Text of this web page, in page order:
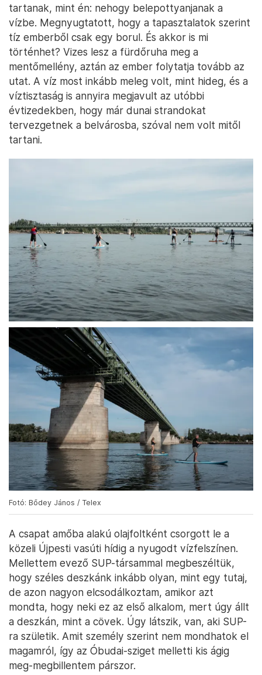
tartanak, mint én: nehogy belepottyanjanak a
vízbe. Megnyugtatott, hogy a tapasztalatok szerint
tíz emberből csak egy borul. És akkor is mi
történhet? Vizes lesz a fürdőruha meg a
mentőmellény, aztán az ember folytatja tovább az
utat. A víz most inkább meleg volt, mint hideg, és a
víztisztaság is annyira megjavult az utóbbi
évtizedekben, hogy már dunai strandokat
tervezgetnek a belvárosba, szóval nem volt mitől
tartani.
Fotó: Bődey János / Telex
A csapat amőba alakú olajfoltként csorgott le a
közeli Újpesti vasúti hídig a nyugodt vízfelszínen.
Mellettem evező SUP-társammal megbeszéltük,
hogy széles deszkánk inkább olyan, mint egy tutaj,
de azon nagyon elcsodálkoztam, amikor azt
mondta, hogy neki ez az első alkalom, mert úgy állt
a deszkán, mint a cövek. Úgy látszik, van, aki SUP-
ra születik. Amit személy szerint nem mondhatok el
magamról, így az Óbudai-sziget melletti kis ágig
meg-megbillentem párszor.